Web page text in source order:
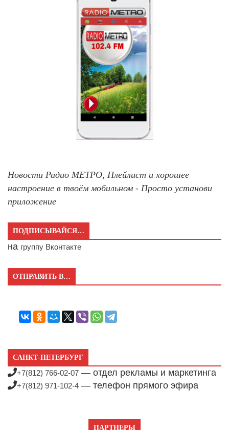
Новости Радио МЕТРО, Плейлист и хорошее
настроение в твоём мобильном - Просто установи
приложение
ПОДПИСЫВАЙСЯ…
на группу Вконтакте
ОТПРАВИТЬ В…
САНКТ-ПЕТЕРБУРГ
+7(812) 766-02-07 — отдел рекламы и маркетинга
+7(812) 971-102-4 — телефон прямого эфира
ПАРТНЕРЫ